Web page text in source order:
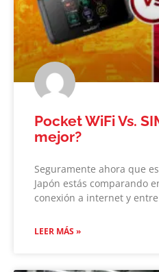
Pocket WiFi Vs.
mejor?
Seguramente ahora que
Japón estás comparando
conexión a internet y entre
LEER MÁS »